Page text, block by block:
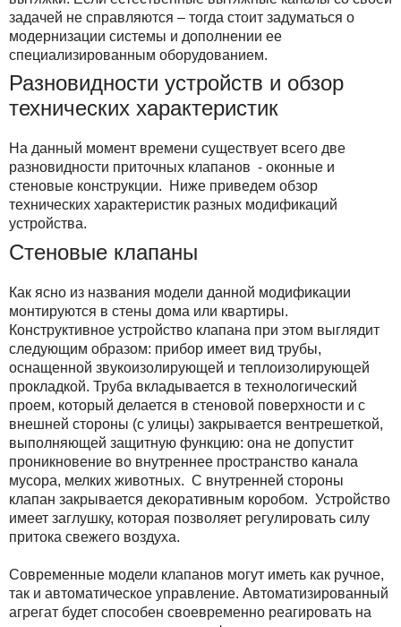
задачей не справляются – тогда стоит задуматься о
модернизации системы и дополнении ее
специализированным оборудованием.
Разновидности устройств и обзор
технических характеристик
На данный момент времени существует всего две
разновидности приточных клапанов - оконные и
стеновые конструкции. Ниже приведем обзор
технических характеристик разных модификаций
устройства.
Стеновые клапаны
Как ясно из названия модели данной модификации
монтируются в стены дома или квартиры.
Конструктивное устройство клапана при этом выглядит
следующим образом: прибор имеет вид трубы,
оснащенной звукоизолирующей и теплоизолирующей
прокладкой. Труба вкладывается в технологический
проем, который делается в стеновой поверхности и с
внешней стороны (с улицы) закрывается вентрешеткой,
выполняющей защитную функцию: она не допустит
проникновение во внутреннее пространство канала
мусора, мелких животных. С внутренней стороны
клапан закрывается декоративным коробом. Устройство
имеет заглушку, которая позволяет регулировать силу
притока свежего воздуха.
Современные модели клапанов могут иметь как ручное,
так и автоматическое управление. Автоматизированный
агрегат будет способен своевременно реагировать на